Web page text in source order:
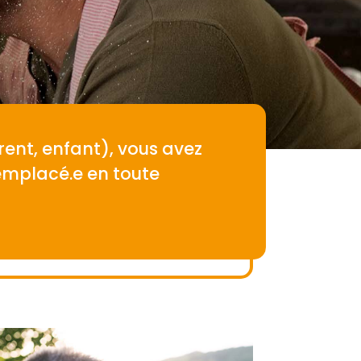
enfant), vous avez
en toute